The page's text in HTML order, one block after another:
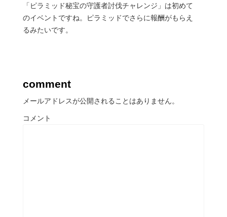
「ピラミッド秘宝の守護者討伐チャレンジ」は初めて
のイベントですね。ピラミッドでさらに報酬がもらえ
るみたいです。
comment
メールアドレスが公開されることはありません。
コメント